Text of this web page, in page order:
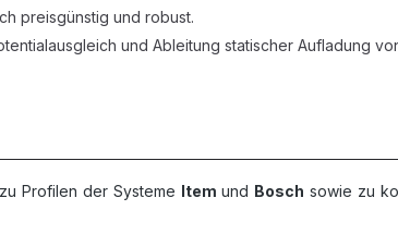
preisgünstig und robust.
und Ableitung statischer Aufladung
Profilen der Systeme Item und Bosch sowie zu